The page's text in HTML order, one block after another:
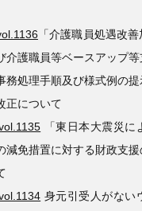
「介護職員処遇改
介護職員等ベースアップ
務処理手順及び様式例の
正について
「東日本大震災に
減免措置に対する財政支援
身元引受人がない